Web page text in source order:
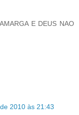
E DEUS NAO
2010 às 21:43